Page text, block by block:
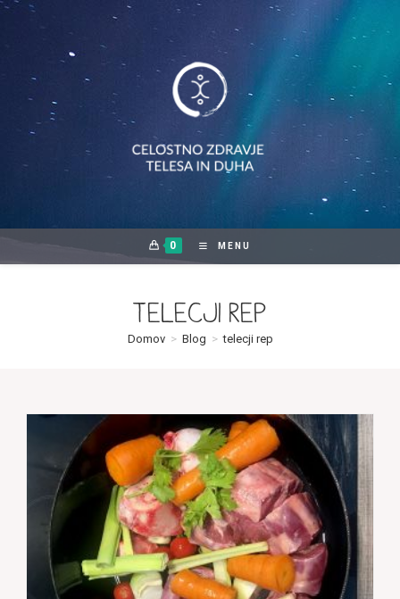
Skip
0 MENU
telecji rep
Domov > Blog > telecji rep